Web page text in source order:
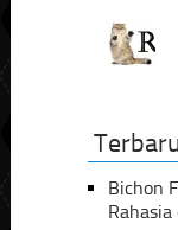
Terbaru
Bichon